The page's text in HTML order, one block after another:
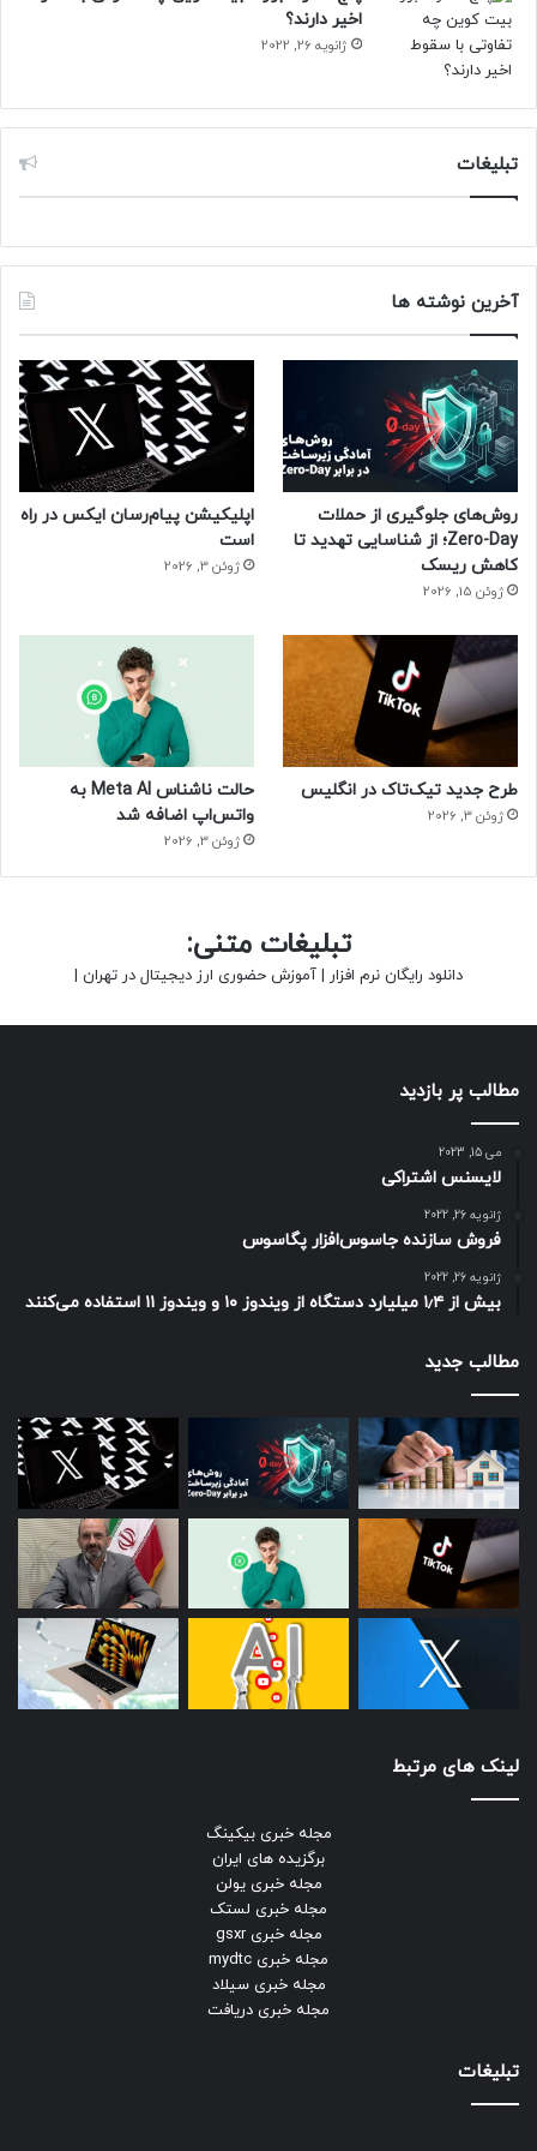
کنید.
اخیر دارند؟
ژانویه 26, 2022
تبلیغات
آخرین نوشته ها
روش‌های جلوگیری از حملات
Zero-Day؛ از شناسایی تهدید تا
کاهش ریسک
ژوئن 15, 2026
اپلیکیشن پیام‌رسان ایکس در راه
است
ژوئن 3, 2026
طرح جدید تیک‌تاک در انگلیس
ژوئن 3, 2026
حالت ناشناس Meta AI به
واتس‌اپ اضافه شد
ژوئن 3, 2026
تبلیغات متنی:
دانلود رایگان نرم افزار | آموزش حضوری ارز دیجیتال در تهران |
مطالب پر بازدید
می 15, 2023
لایسنس اشتراکی
ژانویه 26, 2022
فروش سازنده جاسوس‌افزار پگاسوس
ژانویه 26, 2022
بیش از ۱٫۴ میلیارد دستگاه از ویندوز ۱۰ و ویندوز ۱۱ استفاده می‌کنند
مطالب جدید
لینک های مرتبط
مجله خبری بیکینگ
برگزیده های ایران
مجله خبری یولن
مجله خبری لستک
مجله خبری gsxr
مجله خبری mydtc
مجله خبری سیلاد
مجله خبری دریافت
تبلیغات